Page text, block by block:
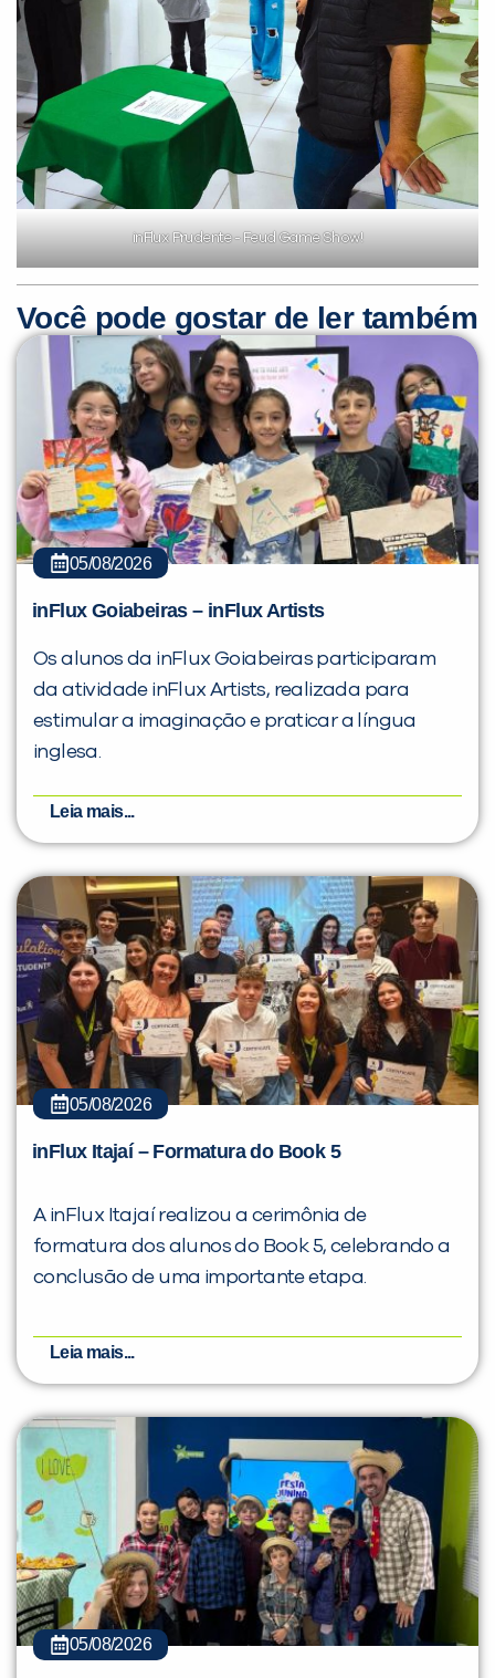
inFlux Prudente - Feud Game Show!
Você pode gostar de ler também
05/08/2026
inFlux Goiabeiras – inFlux Artists
Os alunos da inFlux Goiabeiras participaram
da atividade inFlux Artists, realizada para
estimular a imaginação e praticar a língua
inglesa.
Leia mais...
05/08/2026
inFlux Itajaí – Formatura do Book 5
A inFlux Itajaí realizou a cerimônia de
formatura dos alunos do Book 5, celebrando a
conclusão de uma importante etapa.
Leia mais...
05/08/2026